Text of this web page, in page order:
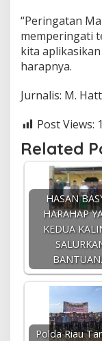
“Peringatan
memperingati
kita
harapnya.
Jurnalis: M.
Post Views:
Related
HASAN
HARAHAP
KEDUA
Polda Riau